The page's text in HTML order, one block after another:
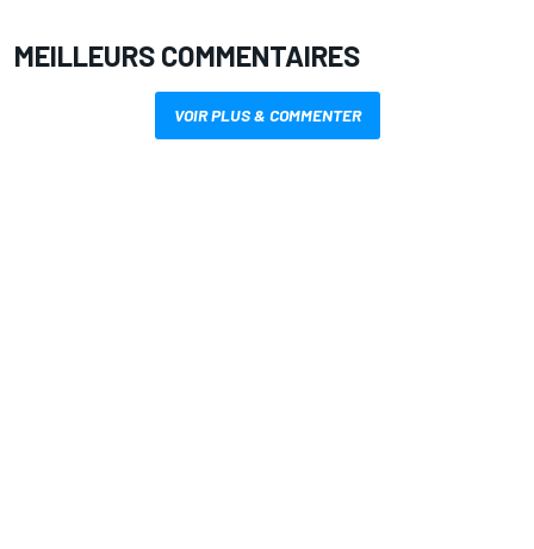
MEILLEURS COMMENTAIRES
VOIR PLUS & COMMENTER